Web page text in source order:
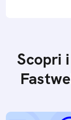
Scopri